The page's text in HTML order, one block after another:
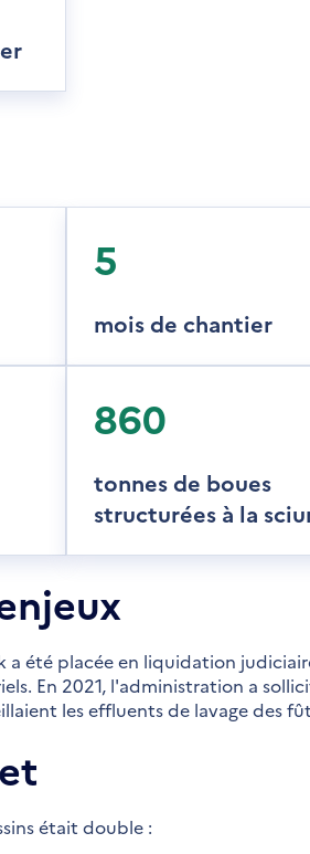
5
mois de chantier
860
tonnes de boues
structurées à la
a été placée en liquidation
En 2021, l'administration a
les effluents de lavage des
était double :